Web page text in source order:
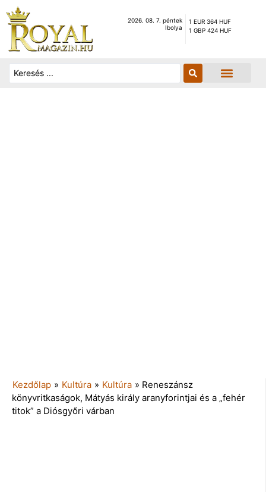
2026. 08. 7. péntek
Ibolya
1 EUR 364 HUF
1 GBP 424 HUF
Kezdőlap » Kultúra » Kultúra » Reneszánsz
könyvritkaságok, Mátyás király aranyforintjai és a „fehér
titok” a Diósgyőri várban